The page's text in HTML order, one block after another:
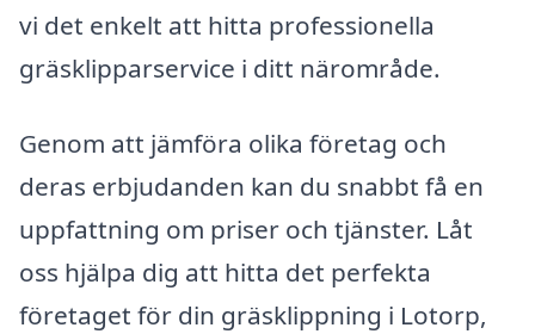
vi det enkelt att hitta professionella
gräsklipparservice i ditt närområde.
Genom att jämföra olika företag och
deras erbjudanden kan du snabbt få en
uppfattning om priser och tjänster. Låt
oss hjälpa dig att hitta det perfekta
företaget för din gräsklippning i Lotorp,